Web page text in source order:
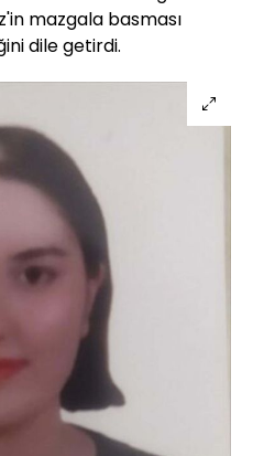
mazgala basması
dile getirdi.